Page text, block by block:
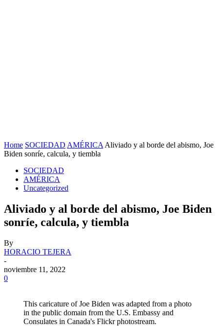
Home SOCIEDAD AMÉRICA Aliviado y al borde del abismo, Joe
Biden sonríe, calcula, y tiembla
SOCIEDAD
AMÉRICA
Uncategorized
Aliviado y al borde del abismo, Joe Biden
sonríe, calcula, y tiembla
By
HORACIO TEJERA
-
noviembre 11, 2022
0
This caricature of Joe Biden was adapted from a photo
in the public domain from the U.S. Embassy and
Consulates in Canada's Flickr photostream.